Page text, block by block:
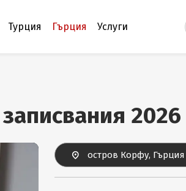
Турция Гърция Услуги
остров Корфу, Гърция